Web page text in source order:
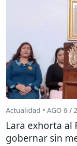
Actualidad • AGO 6 /
Lara exhorta al
gobernar sin